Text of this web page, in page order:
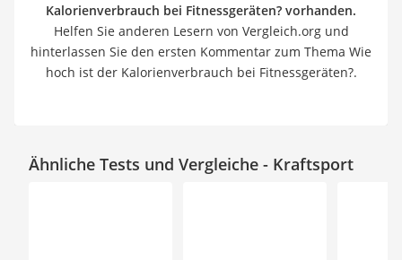
Kalorienverbrauch bei Fitnessgeräten? vorhanden.
Helfen Sie anderen Lesern von Vergleich.org und
hinterlassen Sie den ersten Kommentar zum Thema Wie
hoch ist der Kalorienverbrauch bei Fitnessgeräten?.
Ähnliche Tests und Vergleiche - Kraftsport